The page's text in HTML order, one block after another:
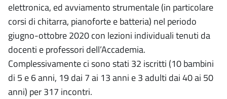
elettronica, ed avviamento strumentale (in particolare
corsi di chitarra, pianoforte e batteria) nel periodo
giugno-ottobre 2020 con lezioni individuali tenuti da
docenti e professori dell’Accademia.
Complessivamente ci sono stati 32 iscritti (10 bambini
di 5 e 6 anni, 19 dai 7 ai 13 anni e 3 adulti dai 40 ai 50
anni) per 317 incontri.